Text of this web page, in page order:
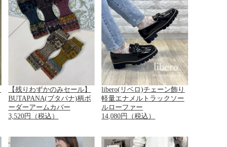
【残りわずかのみセール】
BUTAPANA(ブタパナ)柄ボ
ーダーアームカバー
3,520円（税込）
libero(リベロ)チェーン飾り
軽量エナメルトラックソー
ルローファー
14,080円（税込）